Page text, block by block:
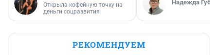
Открыла кофейную точку на
деньги соцразвития
Надежда
РЕКОМЕНДУЕМ